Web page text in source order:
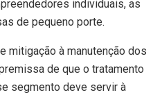
individuais, as
de pequeno porte.
mitigação à manutenção dos
de que o tratamento
segmento deve servir à